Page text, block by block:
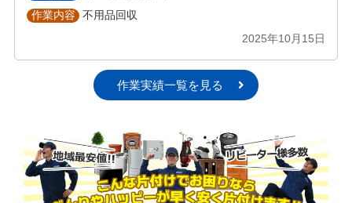
作業内容
不用品回収
2025年10月15日
作業実績一覧を見る